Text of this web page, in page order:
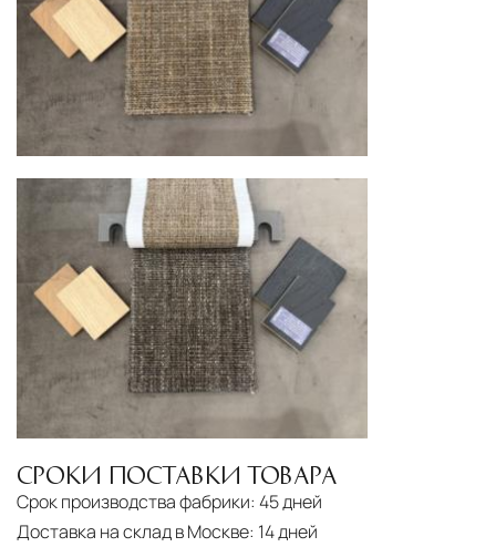
международными стандартами. Клиенты могут
выбрать дополнительное страхование для
критичных партий товара.
СРОКИ ПОСТАВКИ ТОВАРА
Срок производства фабрики: 45 дней
Доставка на склад в Москве: 14 дней